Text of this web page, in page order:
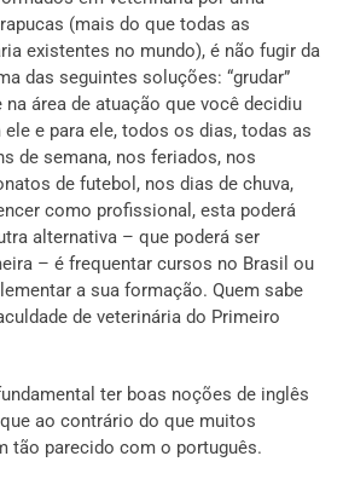
(mais do que todas as
existentes no mundo), é não fugir da
das seguintes soluções: “grudar”
área de atuação que você decidiu
e para ele, todos os dias, todas as
de semana, nos feriados, nos
de futebol, nos dias de chuva,
como profissional, esta poderá
alternativa – que poderá ser
– é frequentar cursos no Brasil ou
a sua formação. Quem sabe
de veterinária do Primeiro
ter boas noções de inglês
ao contrário do que muitos
tão parecido com o português.